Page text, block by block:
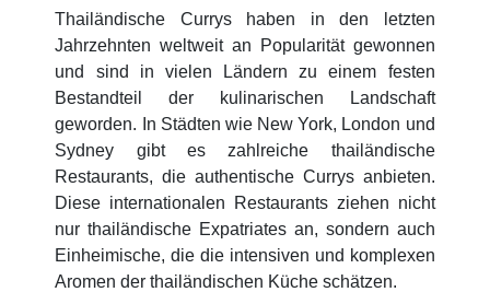
Thailändische Currys haben in den letzten
Jahrzehnten weltweit an Popularität gewonnen
und sind in vielen Ländern zu einem festen
Bestandteil der kulinarischen Landschaft
geworden. In Städten wie New York, London und
Sydney gibt es zahlreiche thailändische
Restaurants, die authentische Currys anbieten.
Diese internationalen Restaurants ziehen nicht
nur thailändische Expatriates an, sondern auch
Einheimische, die die intensiven und komplexen
Aromen der thailändischen Küche schätzen.